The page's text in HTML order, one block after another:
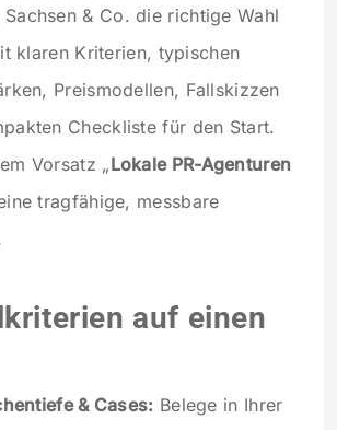
& Co. die richtige Wahl
klaren Kriterien, typischen
Preismodellen, Fallskizzen
Checkliste für den Start.
Vorsatz „Lokale PR-Agenturen
tragfähige, messbare
auf einen
& Cases: Belege in Ihrer